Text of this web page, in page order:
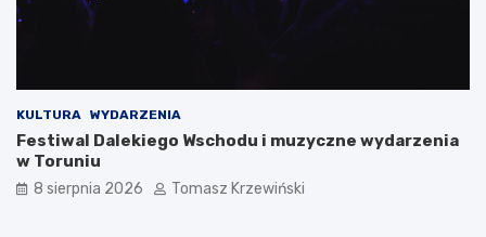
KULTURA WYDARZENIA
Festiwal Dalekiego Wschodu i muzyczne wydarzenia
w Toruniu
8 sierpnia 2026 Tomasz Krzewiński